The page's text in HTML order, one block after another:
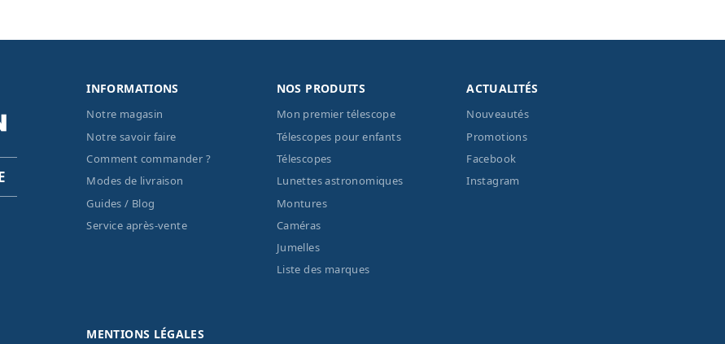
INFORMATIONS
Notre magasin
Notre savoir faire
Comment commander ?
Modes de livraison
Guides / Blog
Service après-vente
NOS PRODUITS
Mon premier télescope
Télescopes pour enfants
Télescopes
Lunettes astronomiques
Montures
Caméras
Jumelles
Liste des marques
ACTUALITÉS
Nouveautés
Promotions
Facebook
Instagram
MENTIONS LÉGALES